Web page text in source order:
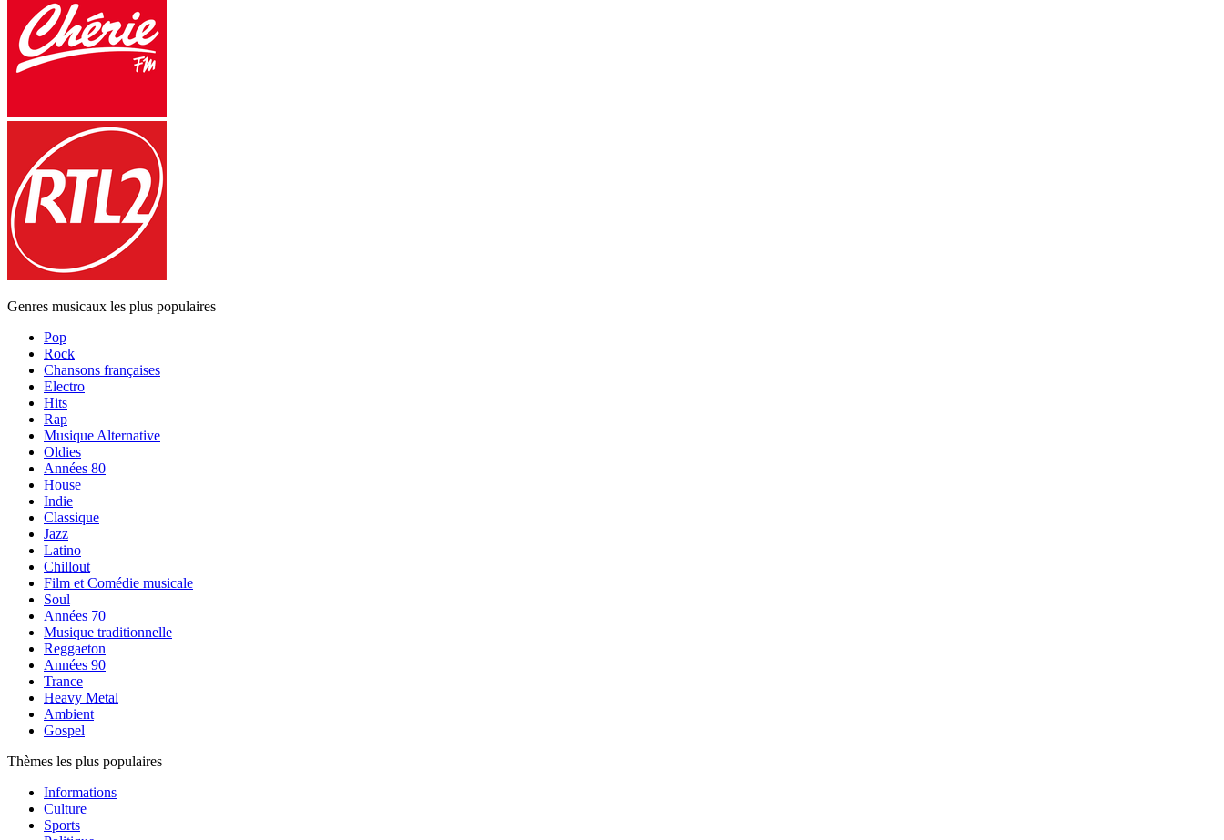
Genres musicaux les plus populaires
Pop
Rock
Chansons françaises
Electro
Hits
Rap
Musique Alternative
Oldies
Années 80
House
Indie
Classique
Jazz
Latino
Chillout
Film et Comédie musicale
Soul
Années 70
Musique traditionnelle
Reggaeton
Années 90
Trance
Heavy Metal
Ambient
Gospel
Thèmes les plus populaires
Informations
Culture
Sports